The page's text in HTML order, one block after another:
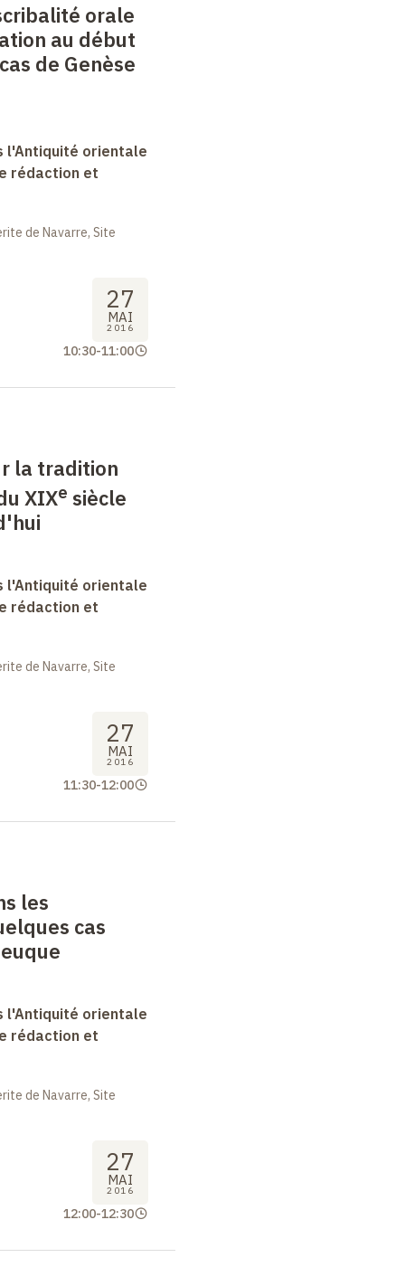
orale
au début
de Genèse
l'Antiquité orientale
rédaction et
de Navarre, Site
27
MAI
2016
10:30-11:00
la tradition
XIXe siècle
l'Antiquité orientale
rédaction et
de Navarre, Site
27
MAI
2016
11:30-12:00
les
cas
l'Antiquité orientale
rédaction et
de Navarre, Site
27
MAI
2016
12:00-12:30